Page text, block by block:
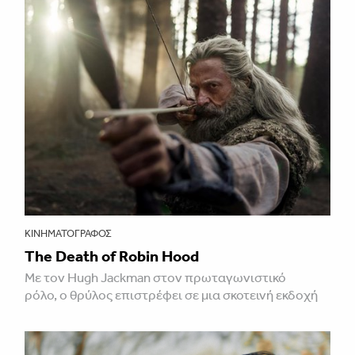
ΚΙΝΗΜΑΤΟΓΡΆΦΟΣ
The Death of Robin Hood
Με τον Hugh Jackman στον πρωταγωνιστικό
ρόλο, ο θρύλος επιστρέφει σε μια σκοτεινή εκδοχή